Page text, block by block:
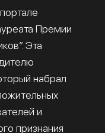
Премии
Эта
набрал
и
признания